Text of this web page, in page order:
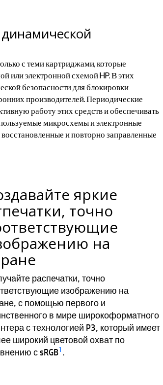
с теми картриджами, которые
или электронной схемой HP. В этих
безопасности для блокировки
производителей. Периодические
работу этих средств и обеспечивать
микросхемы и электронные
и повторно заправленные
яркие
точно
на
распечатки, точно
изображению на
с помощью первого и
в мире широкоформатного
с технологией P3, который имеет
широкий цветовой охват по
с sRGB1 .